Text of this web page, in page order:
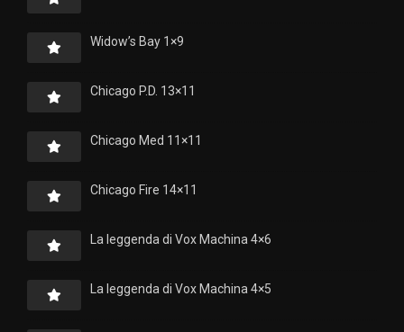
Widow’s Bay 1×9
Chicago P.D. 13×11
Chicago Med 11×11
Chicago Fire 14×11
La leggenda di Vox Machina 4×6
La leggenda di Vox Machina 4×5